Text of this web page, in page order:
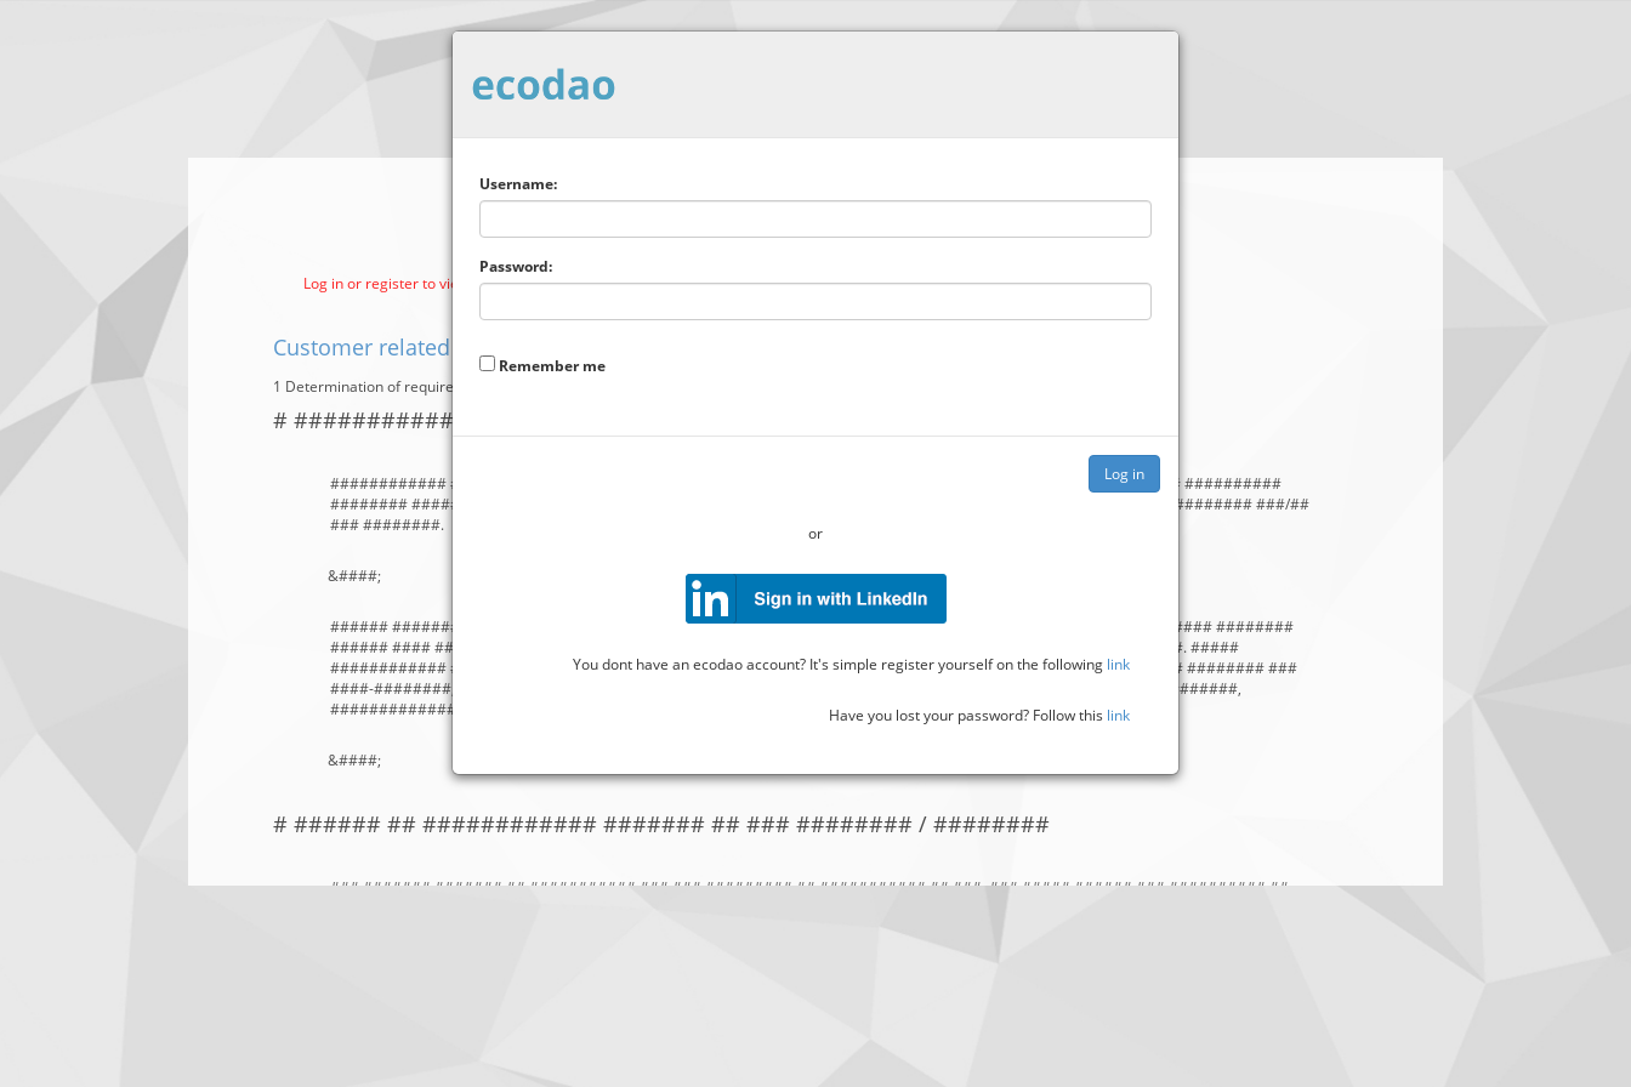
Log in or register to view complete text
Customer related Processes
1 Determination of requirements related to the products Requirements related to the product are determined
# ############# ## ############ ####### ## ### ########
############ ####### ## ### ####### ### ########## #### ### ######### ###### ## ### ########, ### ##########
######## ######### ### #### ### ########### ###### ######## ## ### #######&#####;# ######### ########## ###/##
### ########.
&####;
###### ########## ### #### ### ### ########## ############ ## # ####-##-#### ##### ##### ########### ########
###### #### ######, ########### #### ### ######## ### ######## ########## #### ####### #########. #####
############ ##### ##### #### ### ############ ## ### ########, ########## ########## ## ####### ######## ###
####-########, ### ##### ## ####### ####### ###### ## ### ####, ### ########## ## ######### ############,
############# ### ### ##########, ###.&####;
&####;
# ###### ## ############ ####### ## ### ######## / ########
### ####### ####### ## ########### ### ### ######### ## ########### ## ###, ### ##### ###### ### ########## ##
Username:
Password:
Remember me
or
You dont have an ecodao account? It's simple register yourself on the following link
Have you lost your password? Follow this link